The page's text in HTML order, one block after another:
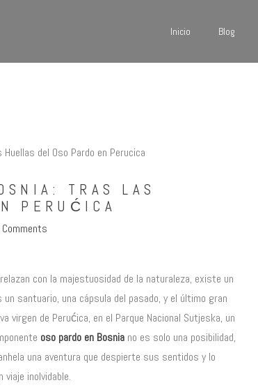
Inicio Blog
VIAJANDO CON BETSY
Blog
Asia
Quienes Somos
TRAS LAS
PERUĆICA
Comments
con la majestuosidad de la naturaleza, existe un
santuario, una cápsula del pasado, y el último gran
de Perućica, en el Parque Nacional Sutjeska, un
oso pardo en Bosnia no es solo una posibilidad,
una aventura que despierte sus sentidos y lo
inolvidable.